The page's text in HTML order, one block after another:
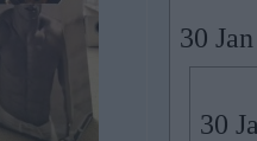
30
30